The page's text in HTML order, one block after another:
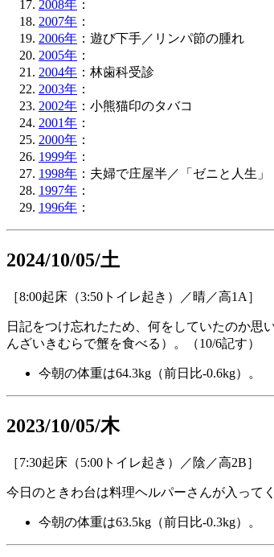
2008年 ：
2007年 ：
2006年 ：遊び下手／リンパ節の腫れ
2005年 ：
2004年 ：林歯科受診
2003年 ：
2002年 ：小熊猫印のタバコ
2001年 ：
2000年 ：
1999年 ：
1998年 ：夫婦で庄屋半／「ゼニと人生」
1997年 ：
1996年 ：
2024/10/05/土
［8:00起床（3:50トイレ起き）／晴／高1A］
日記をつけ忘れたため、何をしていたのか思
んざいきむらで蟹を食べる）。（10/6記す）
今朝の体重は64.3kg（前日比-0.6kg）。
2023/10/05/木
［7:30起床（5:00トイレ起き）／陰／高2B］
今日のときわ台は料理ヘルパーさんが入って
今朝の体重は63.5kg（前日比-0.3kg）。